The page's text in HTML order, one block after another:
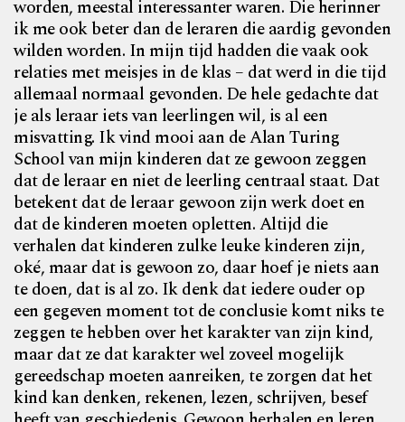
worden, meestal interessanter waren. Die herinner
ik me ook beter dan de leraren die aardig gevonden
wilden worden. In mijn tijd hadden die vaak ook
relaties met meisjes in de klas – dat werd in die tijd
allemaal normaal gevonden. De hele gedachte dat
je als leraar iets van leerlingen wil, is al een
misvatting. Ik vind mooi aan de Alan Turing
School van mijn kinderen dat ze gewoon zeggen
dat de leraar en niet de leerling centraal staat. Dat
betekent dat de leraar gewoon zijn werk doet en
dat de kinderen moeten opletten. Altijd die
verhalen dat kinderen zulke leuke kinderen zijn,
oké, maar dat is gewoon zo, daar hoef je niets aan
te doen, dat is al zo. Ik denk dat iedere ouder op
een gegeven moment tot de conclusie komt niks te
zeggen te hebben over het karakter van zijn kind,
maar dat ze dat karakter wel zoveel mogelijk
gereedschap moeten aanreiken, te zorgen dat het
kind kan denken, rekenen, lezen, schrijven, besef